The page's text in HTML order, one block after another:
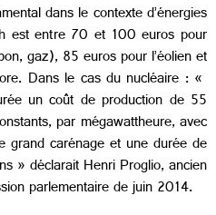
dans le contexte d’énergies
est entre 70 et 100 euros pour
gaz), 85 euros pour l’éolien et
Dans le cas du nucléaire : «
un coût de production de 55
par mégawattheure, avec
grand carénage et une durée de
» déclarait Henri Proglio, ancien
parlementaire de juin 2014.